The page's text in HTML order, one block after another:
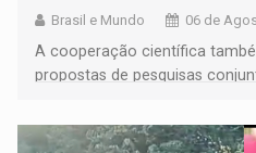
Brasil e Mundo 06 de
A cooperação científica
propostas de pesquisas